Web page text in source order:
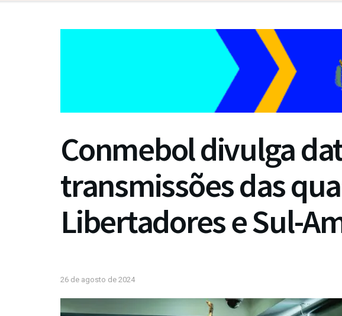
Conmebol divulga
transmissões das
Libertadores e Sul-
26 de agosto de 2024